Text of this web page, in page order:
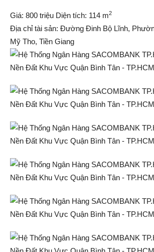
Giá: 800 triệu Diện tích: 114 m2
Địa chỉ tài sản: Đường Đinh Bộ Lĩnh,
Mỹ Tho, Tiền Giang